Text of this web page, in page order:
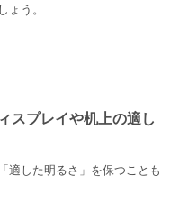
う。
スプレイや机上の適し
適した明るさ」を保つことも